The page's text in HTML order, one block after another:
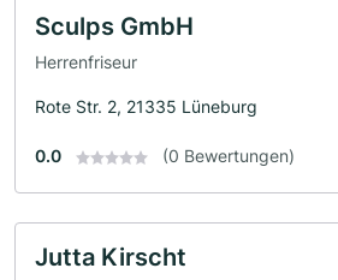
Sculps GmbH
Herrenfriseur
Rote Str. 2, 21335 Lüneburg
0.0 (0 Bewertungen)
Jutta Kirscht